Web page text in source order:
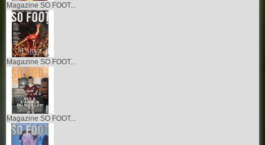
Magazine SO FOOT...
Magazine SO FOOT...
Magazine SO FOOT...